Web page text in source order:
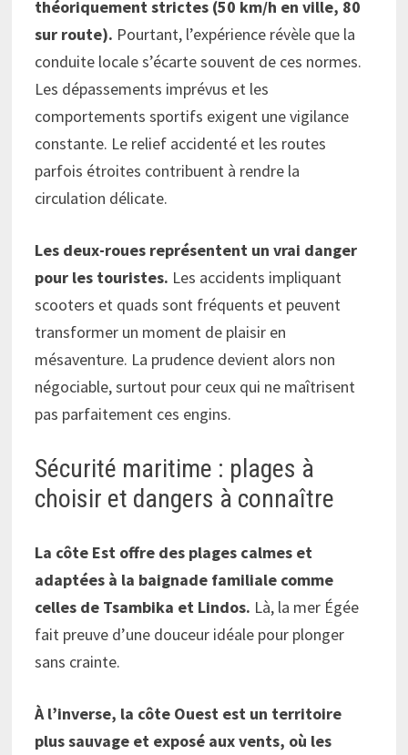
théoriquement strictes (50 km/h en ville, 80
sur route). Pourtant, l’expérience révèle que la
conduite locale s’écarte souvent de ces normes.
Les dépassements imprévus et les
comportements sportifs exigent une vigilance
constante. Le relief accidenté et les routes
parfois étroites contribuent à rendre la
circulation délicate.
Les deux-roues représentent un vrai danger
pour les touristes. Les accidents impliquant
scooters et quads sont fréquents et peuvent
transformer un moment de plaisir en
mésaventure. La prudence devient alors non
négociable, surtout pour ceux qui ne maîtrisent
pas parfaitement ces engins.
Sécurité maritime : plages à
choisir et dangers à connaître
La côte Est offre des plages calmes et
adaptées à la baignade familiale comme
celles de Tsambika et Lindos. Là, la mer Égée
fait preuve d’une douceur idéale pour plonger
sans crainte.
À l’inverse, la côte Ouest est un territoire
plus sauvage et exposé aux vents, où les